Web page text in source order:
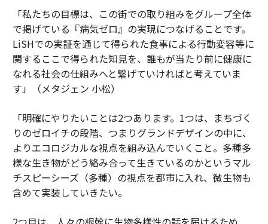
「私たちの目標は、この街での取り組みをグループ全体
で掲げている『病気ゼロ』の実現につなげることです。
LiSHでの実証を通じて得られた食事による行動変容等に
関するここで得られた知見を、誰もが当たり前に健康に
なれる社会の仕組みへと繋げていければと考えていま
す」（メタジェン 小松）
「明確にやりたいことは2つあります。1つは、まちづく
りのゼロイチの段階、つまりグランドデザインの中に、
よりエコロジカルな視点を組み込んでいくこと。多種多
様な生き物がどう絡み合って生きているのかというマル
チスピーシーズ（多種）の視点を都市に入れ、微生物も
含めて実装していきたい。